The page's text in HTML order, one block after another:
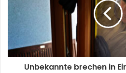
Unbekannte brechen in